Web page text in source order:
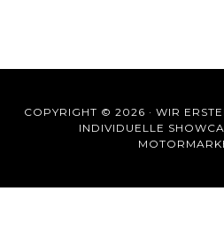
COPYRIGHT © 2026 · WIR
INDIVIDUELLE